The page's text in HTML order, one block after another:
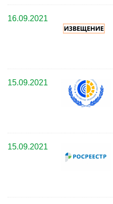
16.09.2021
15.09.2021
15.09.2021